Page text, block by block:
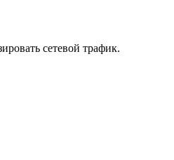
сетевой трафик.